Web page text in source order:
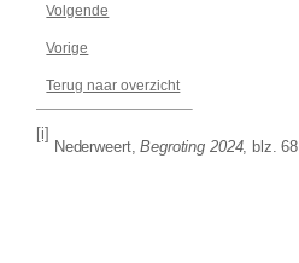
Volgende
Vorige
Terug naar overzicht
[i]
Nederweert,Begroting 2024, blz. 68.